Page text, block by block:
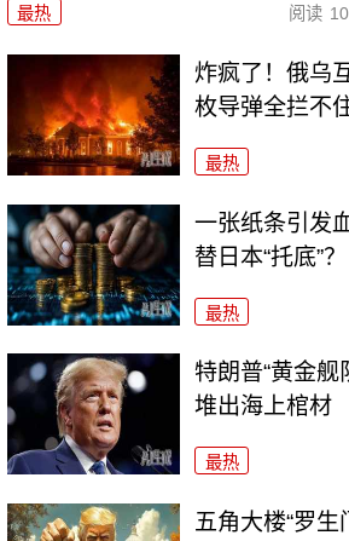
最热 阅读
炸疯了！俄乌
枚导弹全拦不
最热
一张纸条引发
替日本“托底”？
最热
特朗普“黄金舰
堆出海上棺材
最热
五角大楼“罗生